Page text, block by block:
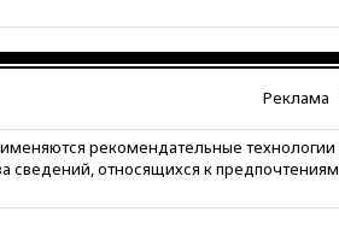
105
14:09
13:57
Реклама
рекомендательные
сведений, относящихся к